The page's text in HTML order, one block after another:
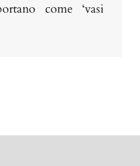
come ‘vasi